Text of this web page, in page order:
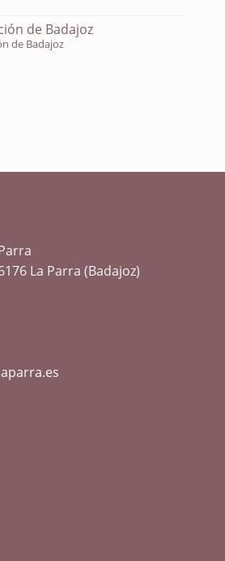
de Badajoz
de Badajoz
La Parra (Badajoz)